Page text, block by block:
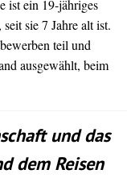
ist ein 19-jähriges
sie 7 Jahre alt ist.
teil und
ausgewählt, beim
und das
dem Reisen